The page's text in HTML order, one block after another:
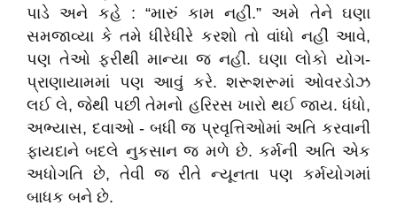
પાડે અને કહે : “મારું કામ નહીં.” અમે તેને ઘણા
સમજાવ્યા કે તમે ધીરેધીરે કરશો તો વાંધો નહીં આવે,
પણ તેઓ ફરીથી માન્યા જ નહીં. ઘણા લોકો યોગ-
પ્રાણાયામમાં પણ આવું કરે. શરૂશરૂમાં ઓવરડોઝ
લઈ લે, જેથી પછી તેમનો હરિરસ ખારો થઈ જાય. ધંધો,
અભ્યાસ, દવાઓ - બધી જ પ્રવૃત્તિઓમાં અતિ કરવાની
ફાયદાને બદલે નુકસાન જ મળે છે. કર્મની અતિ એક
અધોગતિ છે, તેવી જ રીતે ન્યૂનતા પણ કર્મયોગમાં
બાધક બને છે.